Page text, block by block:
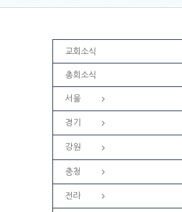
교회소식
총회소식
서울
경기
강원
충청
전라